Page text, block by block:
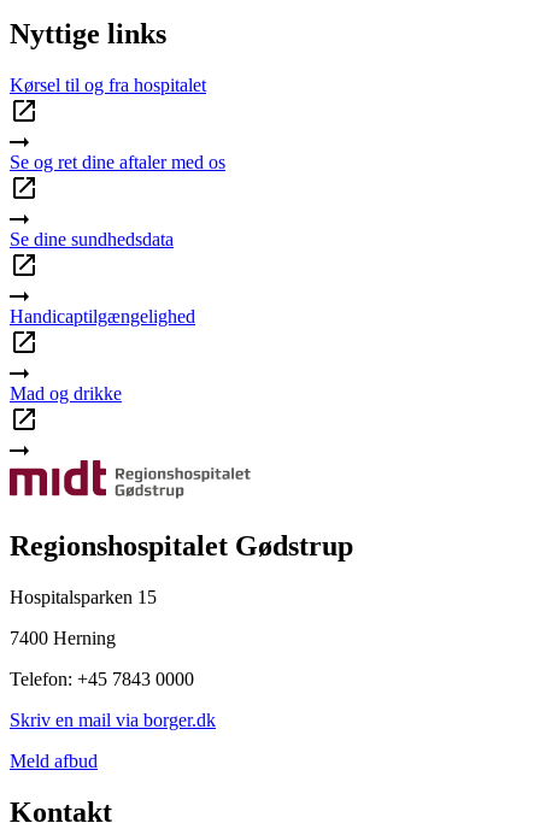
Nyttige links
Kørsel til og fra hospitalet
Se og ret dine aftaler med os
Se dine sundhedsdata
Handicaptilgængelighed
Mad og drikke
Regionshospitalet Gødstrup
Hospitalsparken 15
7400 Herning
Telefon: +45 7843 0000
Skriv en mail via borger.dk
Meld afbud
Kontakt